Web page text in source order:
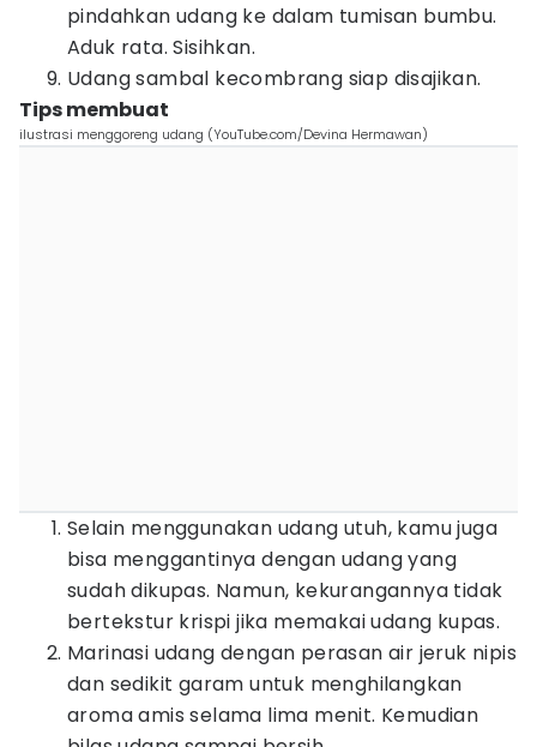
pindahkan udang ke dalam tumisan bumbu.
Aduk rata. Sisihkan.
Udang sambal kecombrang siap disajikan.
Tips membuat
ilustrasi menggoreng udang (YouTube.com/Devina Hermawan)
Selain menggunakan udang utuh, kamu juga
bisa menggantinya dengan udang yang
sudah dikupas. Namun, kekurangannya tidak
bertekstur krispi jika memakai udang kupas.
Marinasi udang dengan perasan air jeruk nipis
dan sedikit garam untuk menghilangkan
aroma amis selama lima menit. Kemudian